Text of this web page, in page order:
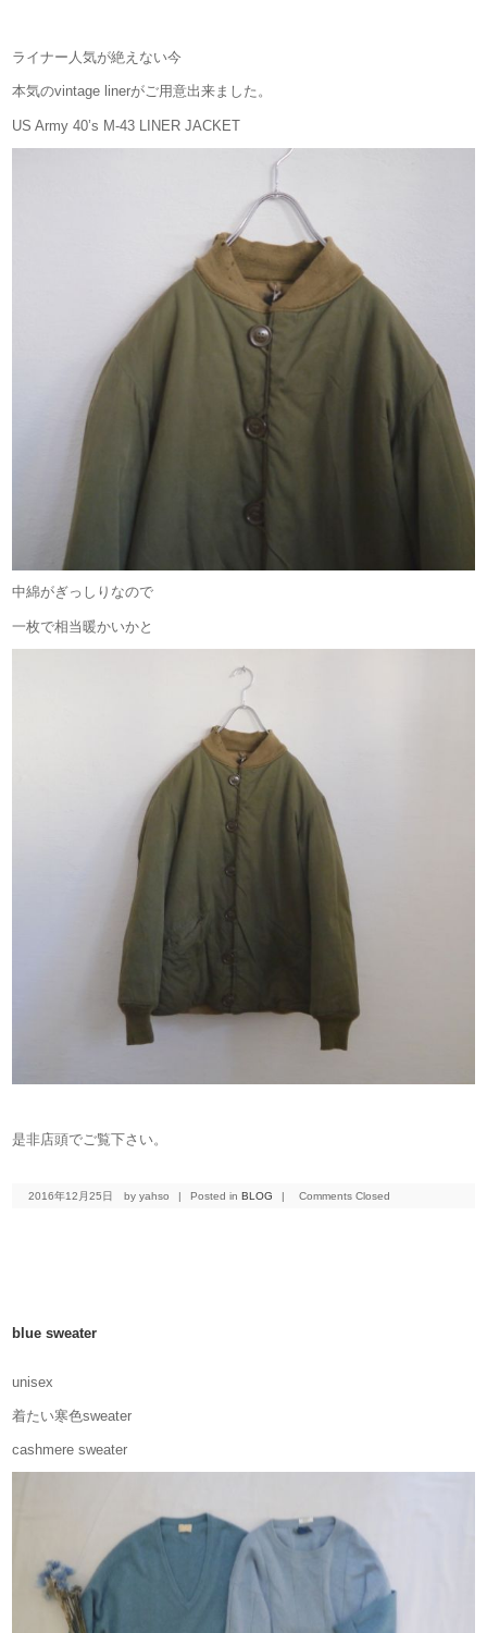
ライナー人気が絶えない今
本気のvintage linerがご用意出来ました。
US Army 40’s M-43 LINER JACKET
中綿がぎっしりなので
一枚で相当暖かいかと
是非店頭でご覧下さい。
2016年12月25日 by yahso | Posted inBLOG | Comments Closed
blue sweater
unisex
着たい寒色sweater
cashmere sweater